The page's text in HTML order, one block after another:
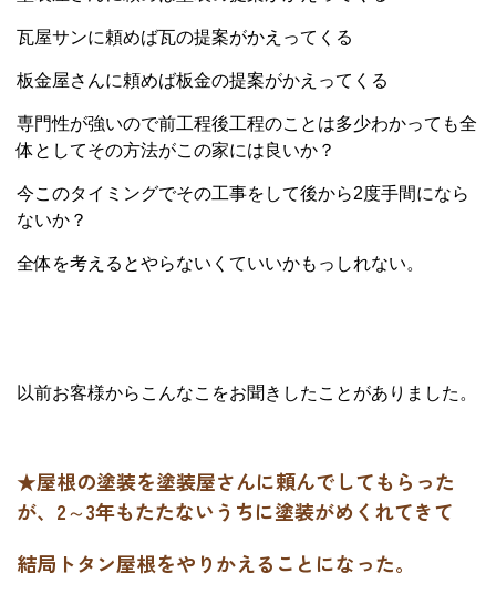
瓦屋サンに頼めば瓦の提案がかえってくる
板金屋さんに頼めば板金の提案がかえってくる
専門性が強いので前工程後工程のことは多少わかっても全
体としてその方法がこの家には良いか？
今このタイミングでその工事をして後から2度手間になら
ないか？
全体を考えるとやらないくていいかもっしれない。
以前お客様からこんなこをお聞きしたことがありました。
★屋根の塗装を塗装屋さんに頼んでしてもらった
が、2～3年もたたないうちに塗装がめくれてきて
結局トタン屋根をやりかえることになった。